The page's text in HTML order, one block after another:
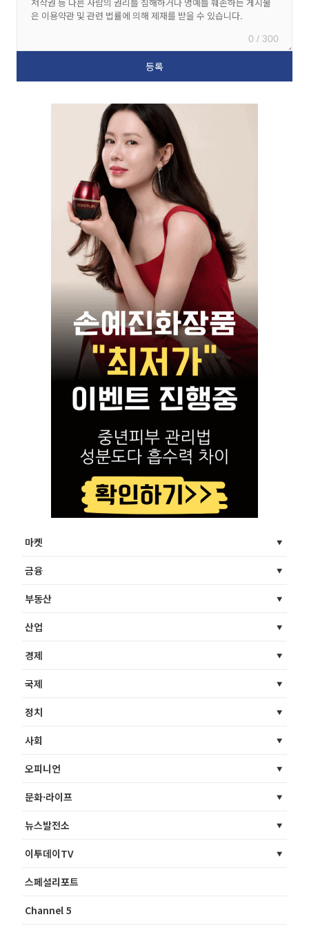
0 / 300
마켓
금융
부동산
산업
경제
국제
정치
사회
오피니언
문화·라이프
뉴스발전소
이투데이TV
스페셜리포트
Channel 5